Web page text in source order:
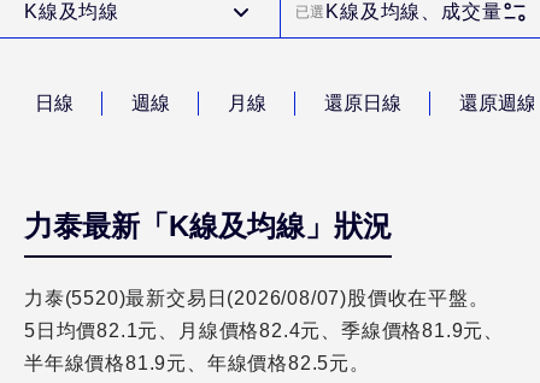
K線及均線 已選 K線及均線、成交量
日線 週線 月線 還原日線 還原週線
力泰最新「K線及均線」狀況
力泰(5520)最新交易日(2026/08/07)股價收在平盤。
5日均價82.1元、月線價格82.4元、季線價格81.9元、
半年線價格81.9元、年線價格82.5元。